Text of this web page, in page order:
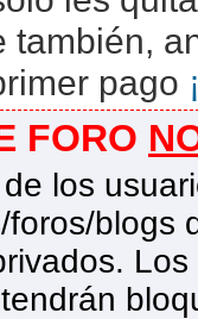
también,
pago
FORO
los
blogs